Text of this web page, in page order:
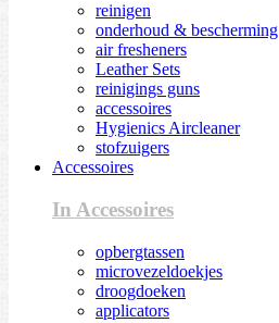
reinigen
onderhoud & bescherming
air fresheners
Leather Sets
reinigings guns
accessoires
Hygienics Aircleaner
stofzuigers
Accessoires
In Accessoires
opbergtassen
microvezeldoekjes
droogdoeken
applicators